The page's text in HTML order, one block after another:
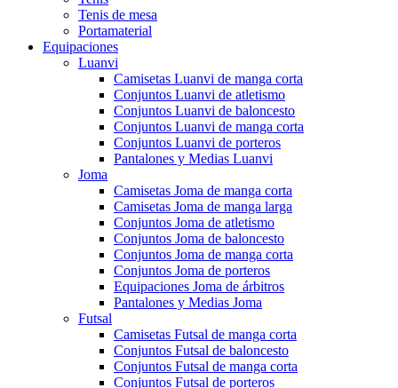
Tenis de mesa
Portamaterial
Equipaciones
Luanvi
Camisetas Luanvi de manga corta
Conjuntos Luanvi de atletismo
Conjuntos Luanvi de baloncesto
Conjuntos Luanvi de manga corta
Conjuntos Luanvi de porteros
Pantalones y Medias Luanvi
Joma
Camisetas Joma de manga corta
Camisetas Joma de manga larga
Conjuntos Joma de atletismo
Conjuntos Joma de baloncesto
Conjuntos Joma de manga corta
Conjuntos Joma de porteros
Equipaciones Joma de árbitros
Pantalones y Medias Joma
Futsal
Camisetas Futsal de manga corta
Conjuntos Futsal de baloncesto
Conjuntos Futsal de manga corta
Conjuntos Futsal de porteros